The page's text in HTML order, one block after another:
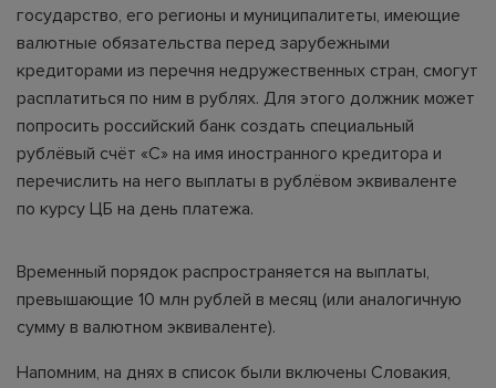
государство, его регионы и муниципалитеты, имеющие
валютные обязательства перед зарубежными
кредиторами из перечня недружественных стран, смогут
расплатиться по ним в рублях. Для этого должник может
попросить российский банк создать специальный
рублёвый счёт «С» на имя иностранного кредитора и
перечислить на него выплаты в рублёвом эквиваленте
по курсу ЦБ на день платежа.
Временный порядок распространяется на выплаты,
превышающие 10 млн рублей в месяц (или аналогичную
сумму в валютном эквиваленте).
Напомним, на днях в список были включены Словакия,